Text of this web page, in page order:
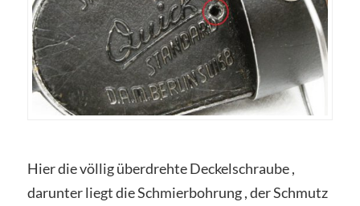
Hier die völlig überdrehte Deckelschraube ,
darunter liegt die Schmierbohrung , der Schmutz